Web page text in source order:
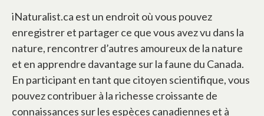
iNaturalist.ca est un endroit où vous pouvez
enregistrer et partager ce que vous avez vu dans la
nature, rencontrer d’autres amoureux de la nature
et en apprendre davantage sur la faune du Canada.
En participant en tant que citoyen scientifique, vous
pouvez contribuer à la richesse croissante de
connaissances sur les espèces canadiennes et à